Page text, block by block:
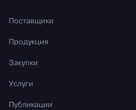
Поставщики
Продукция
Закупки
Услуги
Публикации